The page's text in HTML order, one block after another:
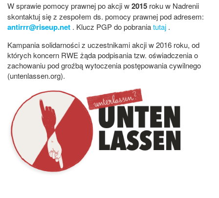
W sprawie pomocy prawnej po akcji w2015 roku w Nadrenii
skontaktuj się z zespołem ds. pomocy prawnej pod adresem:
antirrr@riseup.net . Klucz PGP do pobraniatutaj .
Kampania solidarności z uczestnikami akcji w 2016 roku, od
których koncern RWE żąda podpisania tzw. oświadczenia o
zachowaniu pod groźbą wytoczenia postępowania cywilnego
(untenlassen.org).